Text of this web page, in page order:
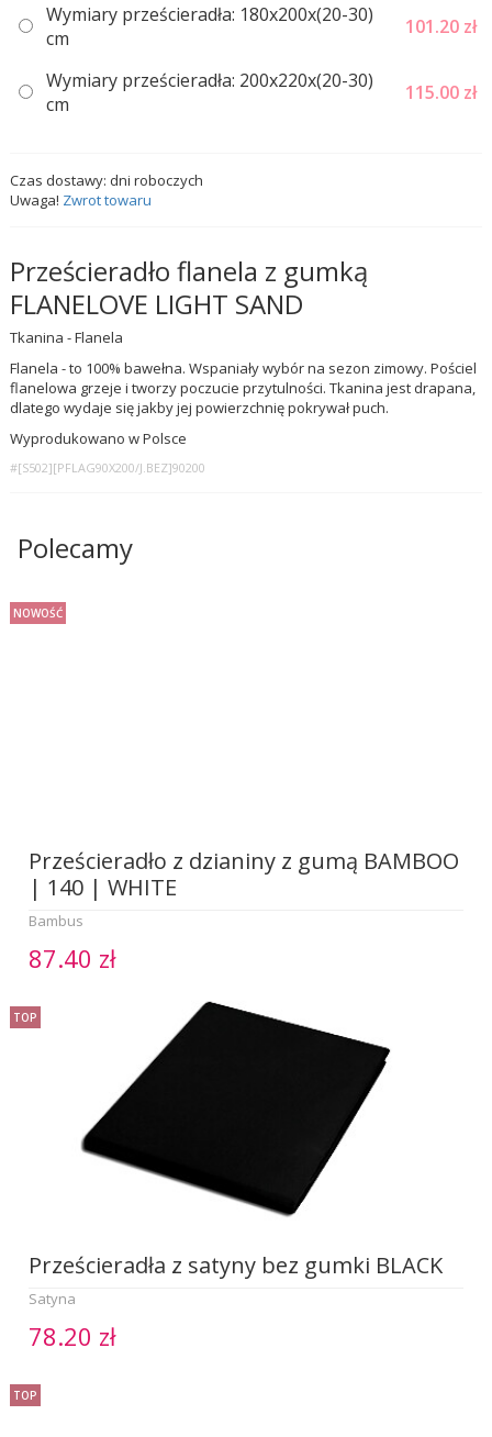
Wymiary prześcieradła: 180x200x(20-30)
cm
101.20 zł
Wymiary prześcieradła: 200x220x(20-30)
сm
115.00 zł
Czas dostawy: dni roboczych
Uwaga! Zwrot towaru
Prześcieradło flanela z gumką
FLANELOVE LIGHT SAND
Tkanina - Flanela
Flanela - to 100% bawełna. Wspaniały wybór na sezon zimowy. Pościel
flanelowa grzeje i tworzy poczucie przytulności. Tkanina jest drapana,
dlatego wydaje się jakby jej powierzchnię pokrywał puch.
Wyprodukowano w Polsce
#[S502][PFLAG90X200/J.BEZ]90200
Polecamy
NOWOŚĆ
Prześcieradło z dzianiny z gumą BAMBOO
| 140 | WHITE
Bambus
87.40 zł
TOP
Prześcieradła z satyny bez gumki BLACK
Satyna
78.20 zł
TOP